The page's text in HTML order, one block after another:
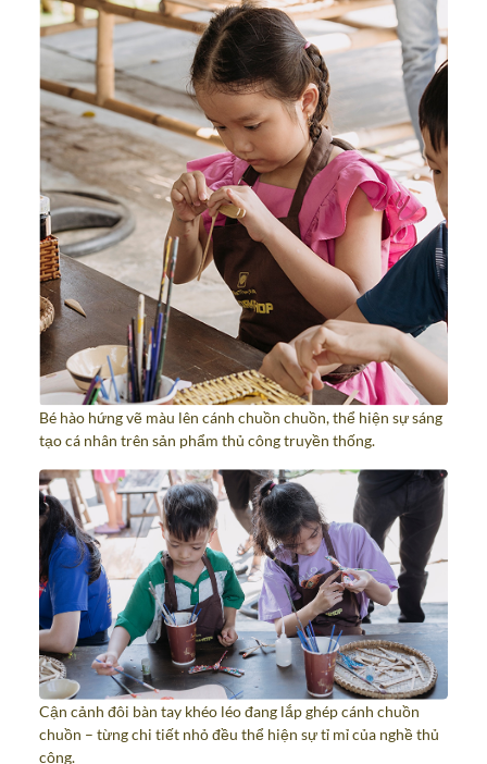
Bé hào hứng vẽ màu lên cánh chuồn chuồn, thể hiện sự sáng
tạo cá nhân trên sản phẩm thủ công truyền thống.
Cận cảnh đôi bàn tay khéo léo đang lắp ghép cánh chuồn
chuồn – từng chi tiết nhỏ đều thể hiện sự tỉ mỉ của nghề thủ
công.